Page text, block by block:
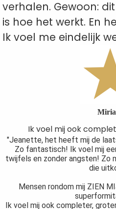
verhalen. Gewoon:
is hoe het werkt. En
Ik voel me eindelijk
Ik voel mij ook
"Jeanette, het heeft mij de
Zo fantastisch! Ik voel mij
twijfels en zonder angsten! Zo
die
Mensen rondom mij ZIEN
Ik voel mij ook completer,